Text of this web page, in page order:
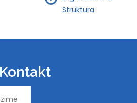
Struktura
Kontakt